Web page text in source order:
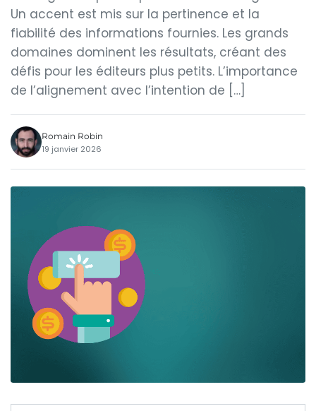
Un accent est mis sur la pertinence et la
fiabilité des informations fournies. Les grands
domaines dominent les résultats, créant des
défis pour les éditeurs plus petits. L’importance
de l’alignement avec l’intention de […]
Romain Robin
19 janvier 2026